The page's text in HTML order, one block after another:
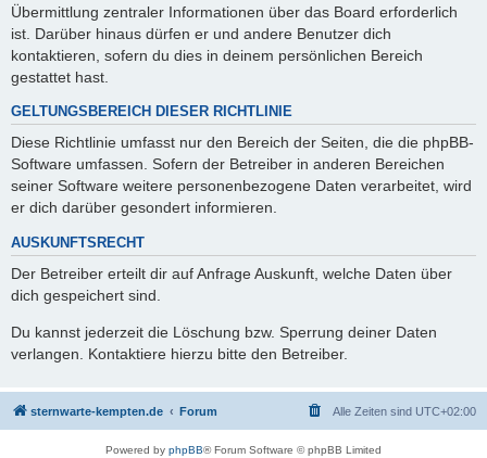
Übermittlung zentraler Informationen über das Board erforderlich
ist. Darüber hinaus dürfen er und andere Benutzer dich
kontaktieren, sofern du dies in deinem persönlichen Bereich
gestattet hast.
GELTUNGSBEREICH DIESER RICHTLINIE
Diese Richtlinie umfasst nur den Bereich der Seiten, die die phpBB-
Software umfassen. Sofern der Betreiber in anderen Bereichen
seiner Software weitere personenbezogene Daten verarbeitet, wird
er dich darüber gesondert informieren.
AUSKUNFTSRECHT
Der Betreiber erteilt dir auf Anfrage Auskunft, welche Daten über
dich gespeichert sind.
Du kannst jederzeit die Löschung bzw. Sperrung deiner Daten
verlangen. Kontaktiere hierzu bitte den Betreiber.
sternwarte-kempten.de Forum Alle Zeiten sind UTC+02:00
Powered by phpBB® Forum Software © phpBB Limited